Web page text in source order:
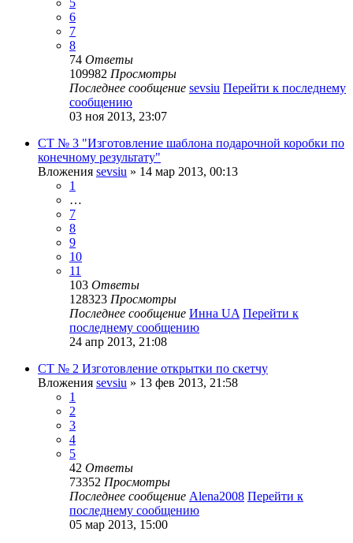
6
7
8
74 Ответы
109982 Просмотры
Последнее сообщение sevsiu Перейти к последнему
сообщению
03 ноя 2013, 23:07
СТ № 3 "Изготовление шаблона подарочной коробки по
конечному результату"
Вложения sevsiu » 14 мар 2013, 00:13
1
…
7
8
9
10
11
103 Ответы
128323 Просмотры
Последнее сообщение Инна UA Перейти к
последнему сообщению
24 апр 2013, 21:08
СТ № 2 Изготовление открытки по скетчу
Вложения sevsiu » 13 фев 2013, 21:58
1
2
3
4
5
42 Ответы
73352 Просмотры
Последнее сообщение Alena2008 Перейти к
последнему сообщению
05 мар 2013, 15:00